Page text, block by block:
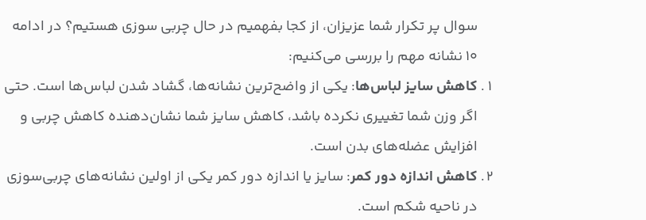
سوال پر تکرار شما عزیزان، از کجا بفهمیم در حال چربی سوزی هستیم؟ در ادامه
۱۰ نشانه مهم را بررسی می‌کنیم:
کاهش سایز لباس‌ها: یکی از واضح‌ترین نشانه‌ها، گشاد شدن لباس‌ها است. حتی
اگر وزن شما تغییری نکرده باشد، کاهش سایز شما نشان‌دهنده کاهش چربی و
افزایش عضله‌های بدن است.
کاهش اندازه دور کمر: سایز یا اندازه دور کمر یکی از اولین نشانه‌های چربی‌سوزی
در ناحیه شکم است.